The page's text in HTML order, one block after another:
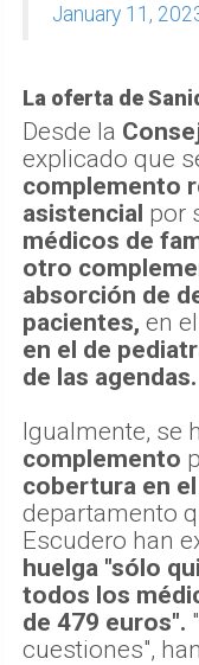
January 11,
La oferta de
Desde la
explicado que
complemento
asistencial por
médicos de
otro
absorción de
pacientes, en
en el de
de las agendas.
Igualmente, se
complemento
cobertura en
departamento
Escudero han
huelga "sólo
todos los
de 479 euros".
cuestiones",